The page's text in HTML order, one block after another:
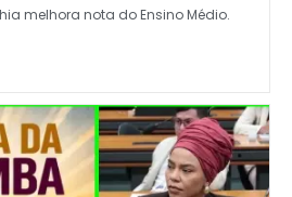
melhora nota do Ensino Médio.